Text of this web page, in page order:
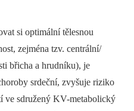
si optimální tělesnou
zejména tzv. centrální/
břicha a hrudníku), je
srdeční, zvyšuje riziko
ve sdružený KV-metabolický